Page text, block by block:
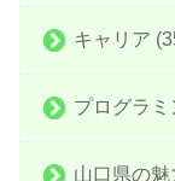
キャリア
プログラミ
山口県の魅